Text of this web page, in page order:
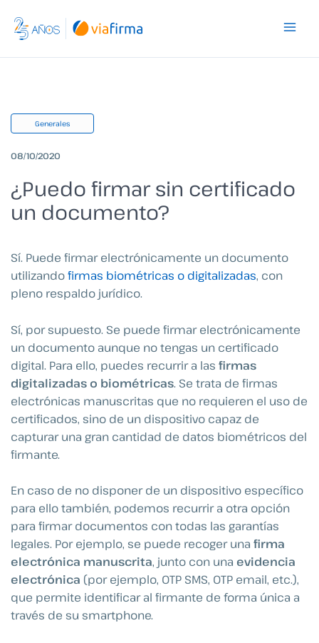
contenido
Generales
08/10/2020
¿Puedo firmar sin certificado
un documento?
Sí. Puede firmar electrónicamente un documento
utilizandofirmas biométricas o digitalizadas, con
pleno respaldo jurídico.
Sí, por supuesto. Se puede firmar electrónicamente
un documento aunque no tengas un certificado
digital. Para ello, puedes recurrir a las firmas
digitalizadas o biométricas. Se trata de firmas
electrónicas manuscritas que no requieren el uso de
certificados, sino de un dispositivo capaz de
capturar una gran cantidad de datos biométricos del
firmante.
En caso de no disponer de un dispositivo específico
para ello también, podemos recurrir a otra opción
para firmar documentos con todas las garantías
legales. Por ejemplo, se puede recoger una firma
electrónica manuscrita, junto con una evidencia
electrónica (por ejemplo, OTP SMS, OTP email, etc.),
que permite identificar al firmante de forma única a
través de su smartphone.